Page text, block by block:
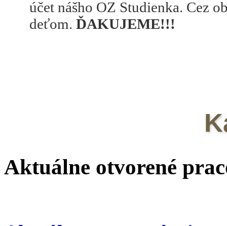
účet nášho OZ Studienka. Cez
deťom. ĎAKUJEME!!!
Aktuálne otvorené